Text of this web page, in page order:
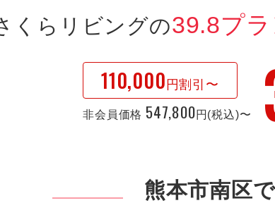
くらリビングの39.8プラ
110,000 円割引〜
非会員価格 547,800円(税込)〜
熊本市南区で